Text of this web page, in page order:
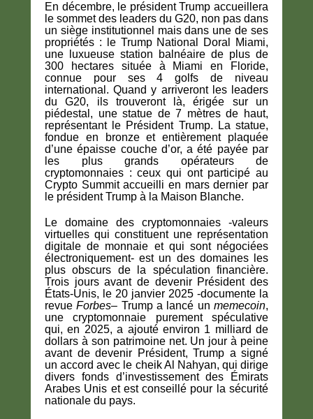
En décembre, le président Trump accueillera
le sommet des leaders du G20, non pas dans
un siège institutionnel mais dans une de ses
propriétés : le Trump National Doral Miami,
une luxueuse station balnéaire de plus de
300 hectares située à Miami en Floride,
connue pour ses 4 golfs de niveau
international. Quand y arriveront les leaders
du G20, ils trouveront là, érigée sur un
piédestal, une statue de 7 mètres de haut,
représentant le Président Trump. La statue,
fondue en bronze et entièrement plaquée
d’une épaisse couche d’or, a été payée par
les plus grands opérateurs de
cryptomonnaies : ceux qui ont participé au
Crypto Summit accueilli en mars dernier par
le président Trump à la Maison Blanche.
Le domaine des cryptomonnaies -valeurs
virtuelles qui constituent une représentation
digitale de monnaie et qui sont négociées
électroniquement- est un des domaines les
plus obscurs de la spéculation financière.
Trois jours avant de devenir Président des
États-Unis, le 20 janvier 2025 -documente la
revueForbes– Trump a lancé unmemecoin,
une cryptomonnaie purement spéculative
qui, en 2025, a ajouté environ 1 milliard de
dollars à son patrimoine net. Un jour à peine
avant de devenir Président, Trump a signé
un accord avec le cheik Al Nahyan, qui dirige
divers fonds d’investissement des Émirats
Arabes Unis et est conseillé pour la sécurité
nationale du pays.